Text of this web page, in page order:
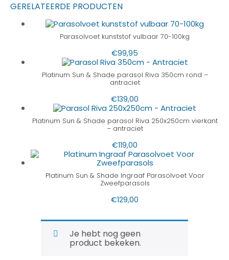
GERELATEERDE PRODUCTEN
Parasolvoet kunststof vulbaar 70-100kg
€99,95
Platinum Sun & Shade parasol Riva 350cm rond –
antraciet
€139,00
Platinum Sun & Shade parasol Riva 250x250cm vierkant
– antraciet
€119,00
Platinum Sun & Shade Ingraaf Parasolvoet Voor
Zweefparasols
€129,00
Je hebt nog geen
product bekeken.